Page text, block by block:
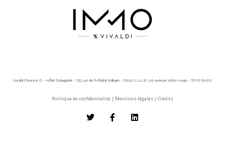
Vivaldi Chronos © - Hôtel Delagarde - 120, rue de l'Hôpital Militaire - 59043 LILLE / 45 avenue Victor Hugo - 75116 PARIS
Politique de confidentialité | Mentions légales | Crédits